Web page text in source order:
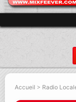
Accueil > Radio